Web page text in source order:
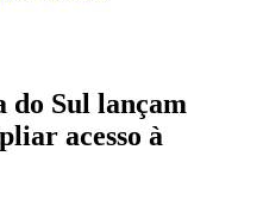
Sul lançam
acesso à